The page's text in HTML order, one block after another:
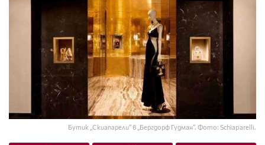
Бутик „Скиапарели“ в „Бергдорф Гудман“. Фото: Schiaparelli.